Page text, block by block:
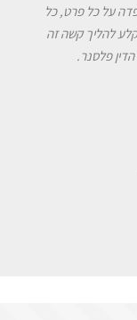
על כל פרט, כל
להליך קשה זה
פלסנר.